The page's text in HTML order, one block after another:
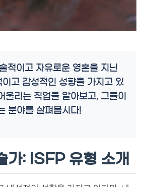
적이고 자유로운 영혼을 지닌
이고 감성적인 성향을 가지고 있
울리는 직업을 알아보고, 그들이
분야를 살펴봅시다!
가: ISFP 유형 소개